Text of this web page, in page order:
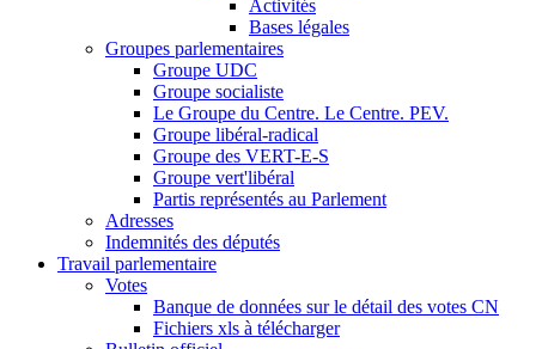
Activités
Bases légales
Groupes parlementaires
Groupe UDC
Groupe socialiste
Le Groupe du Centre. Le Centre. PEV.
Groupe libéral-radical
Groupe des VERT-E-S
Groupe vert'libéral
Partis représentés au Parlement
Adresses
Indemnités des députés
Travail parlementaire
Votes
Banque de données sur le détail des votes CN
Fichiers xls à télécharger